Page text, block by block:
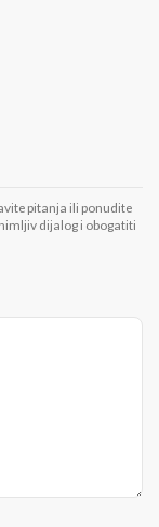
pitanja ili ponudite
dijalog i obogatiti